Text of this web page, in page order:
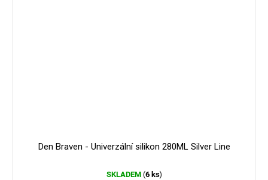
Den Braven - Univerzální silikon 280ML Silver Line
SKLADEM (6 ks)